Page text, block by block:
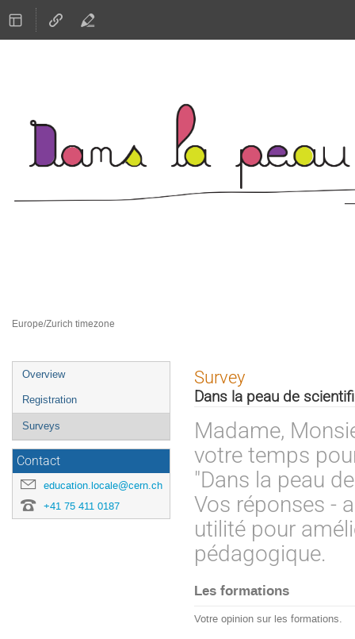
Europe/Zurich timezone
Event
menu
Overview
Registration
Surveys
Contact
education.locale@cern.ch
+41 75 411 0187
Survey
Dans la peau de
Madame,
votre temps
"Dans la peau
Vos réponses -
utilité pour
pédagogique.
Les formations
Votre opinion sur les formations.